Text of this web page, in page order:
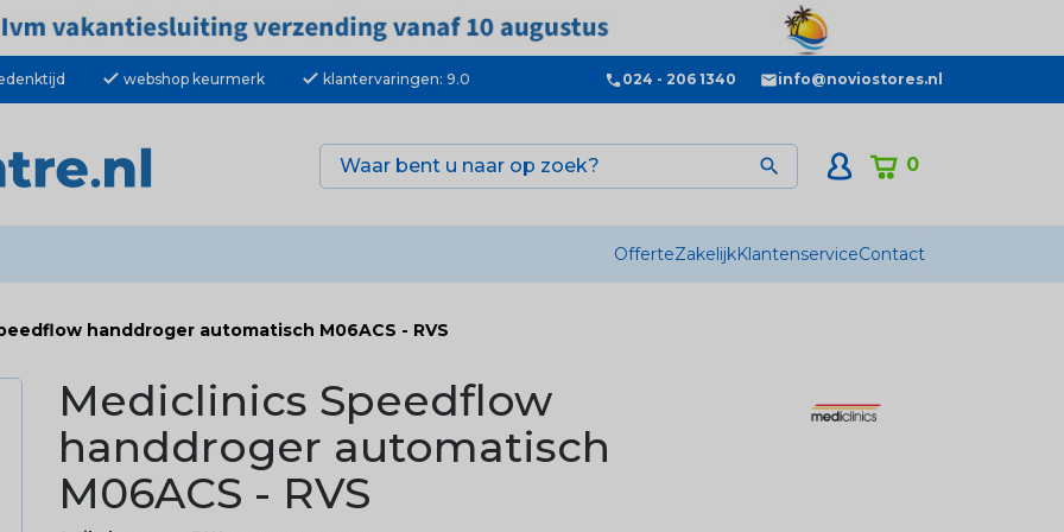
check webshop keurmerk check klantervaringen: 9.0 024 - 206 1340 info@noviostores.nl
0

OfferteZakelijkKlantenserviceContact
handdroger automatisch M06ACS - RVS
Mediclinics Speedflow
handdroger automatisch
M06ACS - RVS